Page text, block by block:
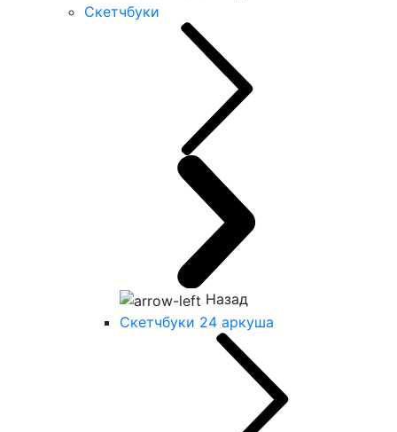
Скетчбуки
Назад
Скетчбуки 24 аркуша